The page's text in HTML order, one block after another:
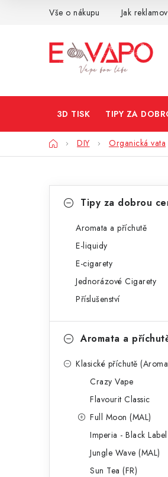
Vše o nákupu Jak
3D TISK TIPY ZA
DomůDIY Organická vata
n
kategorieTipy za dobrou
Aromata a příchutě
E-liquidy
E-cigarety
Jednorázové Cigarety
Příslušenství
Aromata a
Klasické příchutě
Crazy Vape
Flavourit Classic
Full Moon (MAL)
Imperia - Black
Jungle Wave (MAL)
Sun Tea (FR)